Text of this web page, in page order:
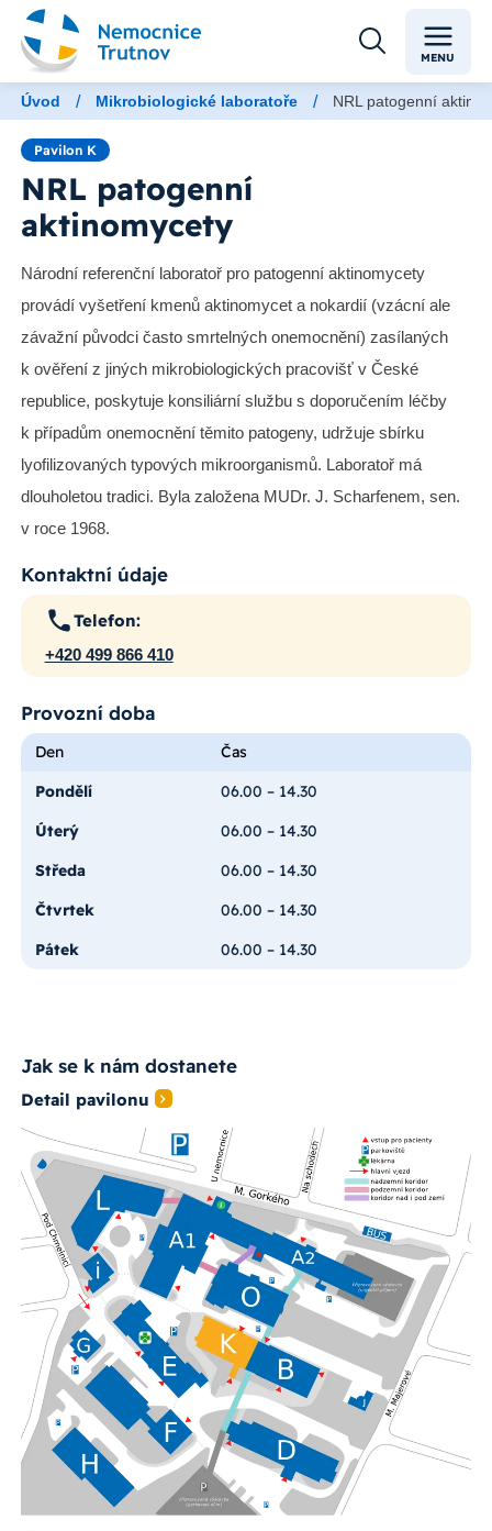
MENU
Úvod / Mikrobiologické laboratoře / NRL patogenní
Pavilon K
NRL patogenní
aktinomycety
Národní referenční laboratoř pro patogenní aktinomycety
provádí vyšetření kmenů aktinomycet a nokardií (vzácní ale
závažní původci často smrtelných onemocnění) zasílaných
k ověření z jiných mikrobiologických pracovišť v České
republice, poskytuje konsiliární službu s doporučením léčby
k případům onemocnění těmito patogeny, udržuje sbírku
lyofilizovaných typových mikroorganismů. Laboratoř má
dlouholetou tradici. Byla založena MUDr. J. Scharfenem, sen.
v roce 1968.
Kontaktní údaje
Telefon:
+420 499 866 410
Provozní doba
Den
Čas
Pondělí
06.00 – 14.30
Úterý
06.00 – 14.30
Středa
06.00 – 14.30
Čtvrtek
06.00 – 14.30
Pátek
06.00 – 14.30
Jak se k nám dostanete
Detail pavilonu